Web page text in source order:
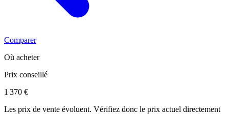
Comparer
Où acheter
Prix conseillé
1 370 €
Les prix de vente évoluent. Vérifiez donc le prix actuel directement